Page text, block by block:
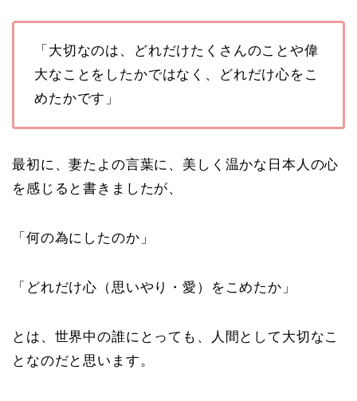
「大切なのは、どれだけたくさんのことや偉
大なことをしたかではなく、どれだけ心をこ
めたかです」
最初に、妻たよの言葉に、美しく温かな日本人の心
を感じると書きましたが、
「何の為にしたのか」
「どれだけ心（思いやり・愛）をこめたか」
とは、世界中の誰にとっても、人間として大切なこ
となのだと思います。